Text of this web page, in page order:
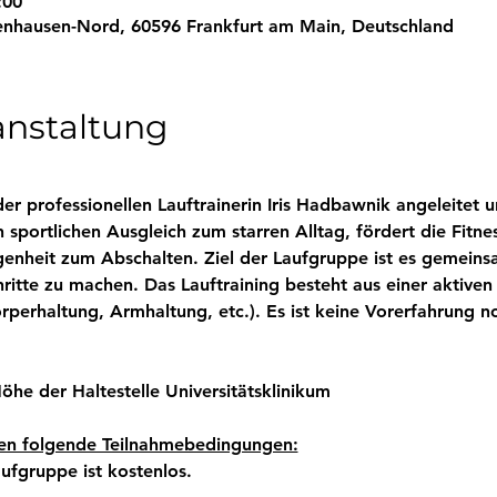
Nord, 60596 Frankfurt am Main, Deutschland
professionellen Lauftrainerin Iris Hadbawnik angeleitet
Ausgleich zum starren Alltag, fördert die
zum Abschalten. Ziel der Laufgruppe ist es
zu machen. Das Lauftraining besteht aus einer
Armhaltung, etc.). Es ist keine Vorerfahrung
der Haltestelle Universitätsklinikum
folgende Teilnahmebedingungen:
ist kostenlos.